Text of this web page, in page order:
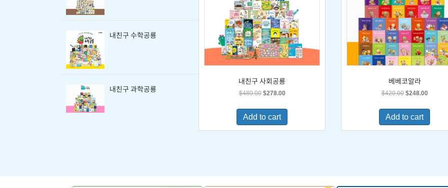
내친구 수학공룡
내친구 과학공룡
내친구 사회공룡
$480.00 Original
was:
$480.00.
$278.00Current
is:
Add to cart
베베코알라
$420.00 Original
was:
$420.00.
$248.00Current
is:
Add to cart